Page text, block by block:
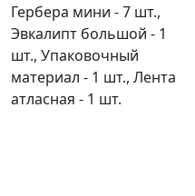
Гербера мини - 7 шт.,
Эвкалипт большой - 1
шт., Упаковочный
материал - 1 шт., Лента
атласная - 1 шт.